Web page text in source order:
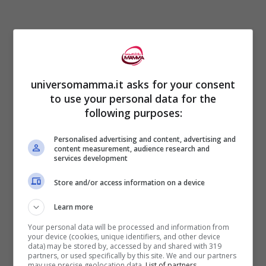
6- Compiti: mai stare troppo su una
pagina, piuttosto dire “fammi vedere cosa
hai fatto oggi a scuola che poi dobbiamo
giocare”
cosa hanno fatto durante la giornata, mai
stare in silenzio.
universomamma.it asks for your consent
to use your personal data for the
following purposes:
Personalised advertising and content, advertising and
content measurement, audience research and
services development
Store and/or access information on a device
Learn more
Your personal data will be processed and information from
your device (cookies, unique identifiers, and other device
data) may be stored by, accessed by and shared with 319
partners, or used specifically by this site. We and our partners